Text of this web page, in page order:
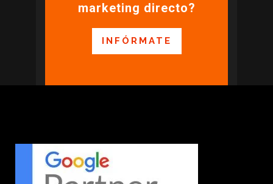
marketing directo?
INFÓRMATE